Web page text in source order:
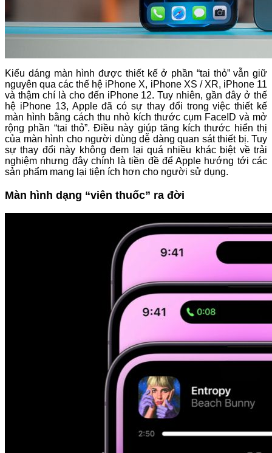
Kiểu dáng màn hình được thiết kế ở phần “tai thỏ” vẫn giữ
nguyên qua các thế hệ iPhone X, iPhone XS / XR, iPhone 11
và thậm chí là cho đến iPhone 12. Tuy nhiên, gần đây ở thế
hệ iPhone 13, Apple đã có sự thay đổi trong việc thiết kế
màn hình bằng cách thu nhỏ kích thước cụm FaceID và mở
rộng phần “tai thỏ”. Điều này giúp tăng kích thước hiển thị
của màn hình cho người dùng dễ dàng quan sát thiết bị. Tuy
sự thay đổi này không đem lại quá nhiều khác biệt về trải
nghiệm nhưng đây chính là tiền đề để Apple hướng tới các
sản phẩm mang lại tiện ích hơn cho người sử dụng.
Màn hình dạng “viên thuốc” ra đời